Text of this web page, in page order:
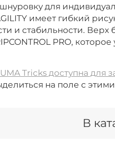
шнуровку для
имеет гибкий
и стабильности. Верх
PRO,
Tricks доступна для
на поле с
В